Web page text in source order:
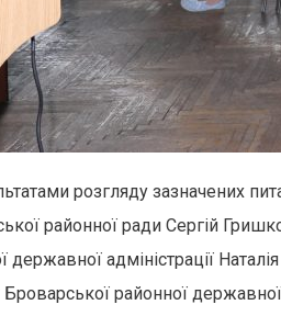
розгляду зазначених
районної ради Сергій
державної адміністрації
районної